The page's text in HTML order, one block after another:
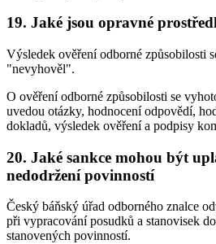
19. Jaké jsou opravné
Výsledek ověření odborné způsobilosti
"nevyhověl".
O ověření odborné způsobilosti se
uvedou otázky, hodnocení odpovědí,
dokladů, výsledek ověření a podpisy
20. Jaké sankce mohou být
nedodržení povinností
Český báňský úřad odborného znalce
při vypracování posudků a stanovisek
stanovených povinností.